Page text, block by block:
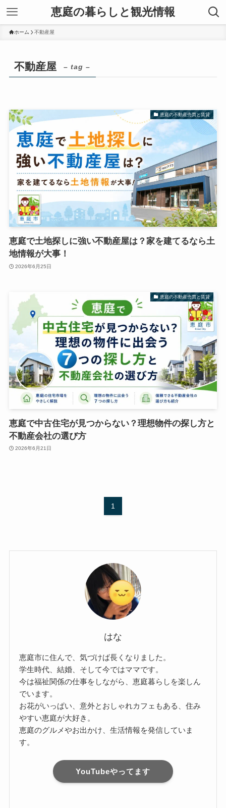
恵庭の暮らしと観光情報
ホーム 不動産屋
不動産屋 – tag –
恵庭の不動産売買と賃貸
恵庭で土地探しに強い不動産屋は？家を建てるなら土
地情報が大事！
2026年6月25日
恵庭の不動産売買と賃貸
恵庭で中古住宅が見つからない？理想物件の探し方と
不動産会社の選び方
2026年6月21日
1
はな
恵庭市に住んで、気づけば長くなりました。
学生時代、結婚、そして今ではママです。
今は福祉関係の仕事をしながら、恵庭暮らしを楽しん
でいます。
お花がいっぱい、意外とおしゃれカフェもある、住み
やすい恵庭が大好き。
恵庭のグルメやお出かけ、生活情報を発信していま
す。
YouTubeやってます